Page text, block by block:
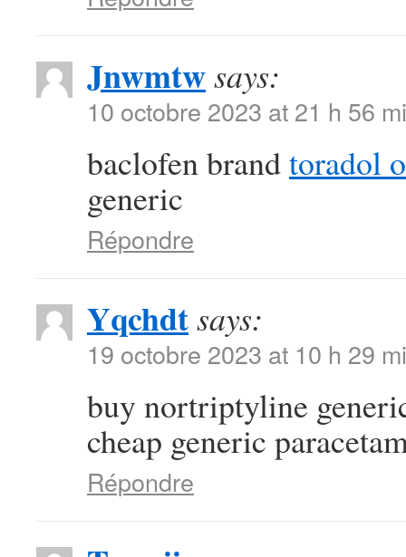
Jnwmtwsays:
10 octobre 2023 at 21 h 56
baclofen brandtoradol
generic
Répondre
Yqchdtsays:
19 octobre 2023 at 10 h 29
buy nortriptyline
cheap generic
Répondre